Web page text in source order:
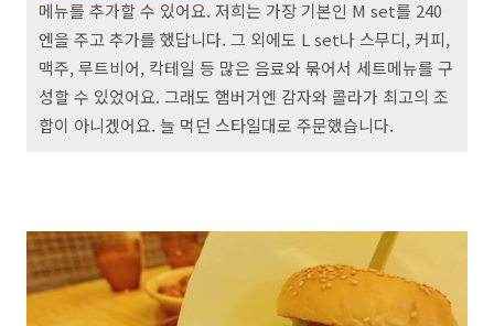
메뉴를 추가할 수 있어요. 저희는 가장 기본인 M set를 240
엔을 주고 추가를 했답니다. 그 외에도 L set나 스무디, 커피,
맥주, 루트비어, 칵테일 등 많은 음료와 묶어서 세트메뉴를 구
성할 수 있었어요. 그래도 햄버거엔 감자와 콜라가 최고의 조
합이 아니겠어요. 늘 먹던 스타일대로 주문했습니다.